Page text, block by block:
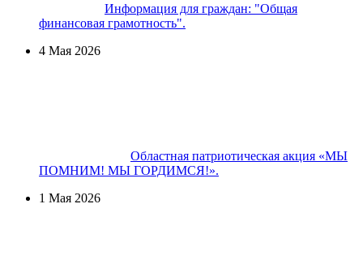
Информация для граждан: "Общая
финансовая грамотность".
4 Мая 2026
Областная патриотическая акция «МЫ
ПОМНИМ! МЫ ГОРДИМСЯ!».
1 Мая 2026